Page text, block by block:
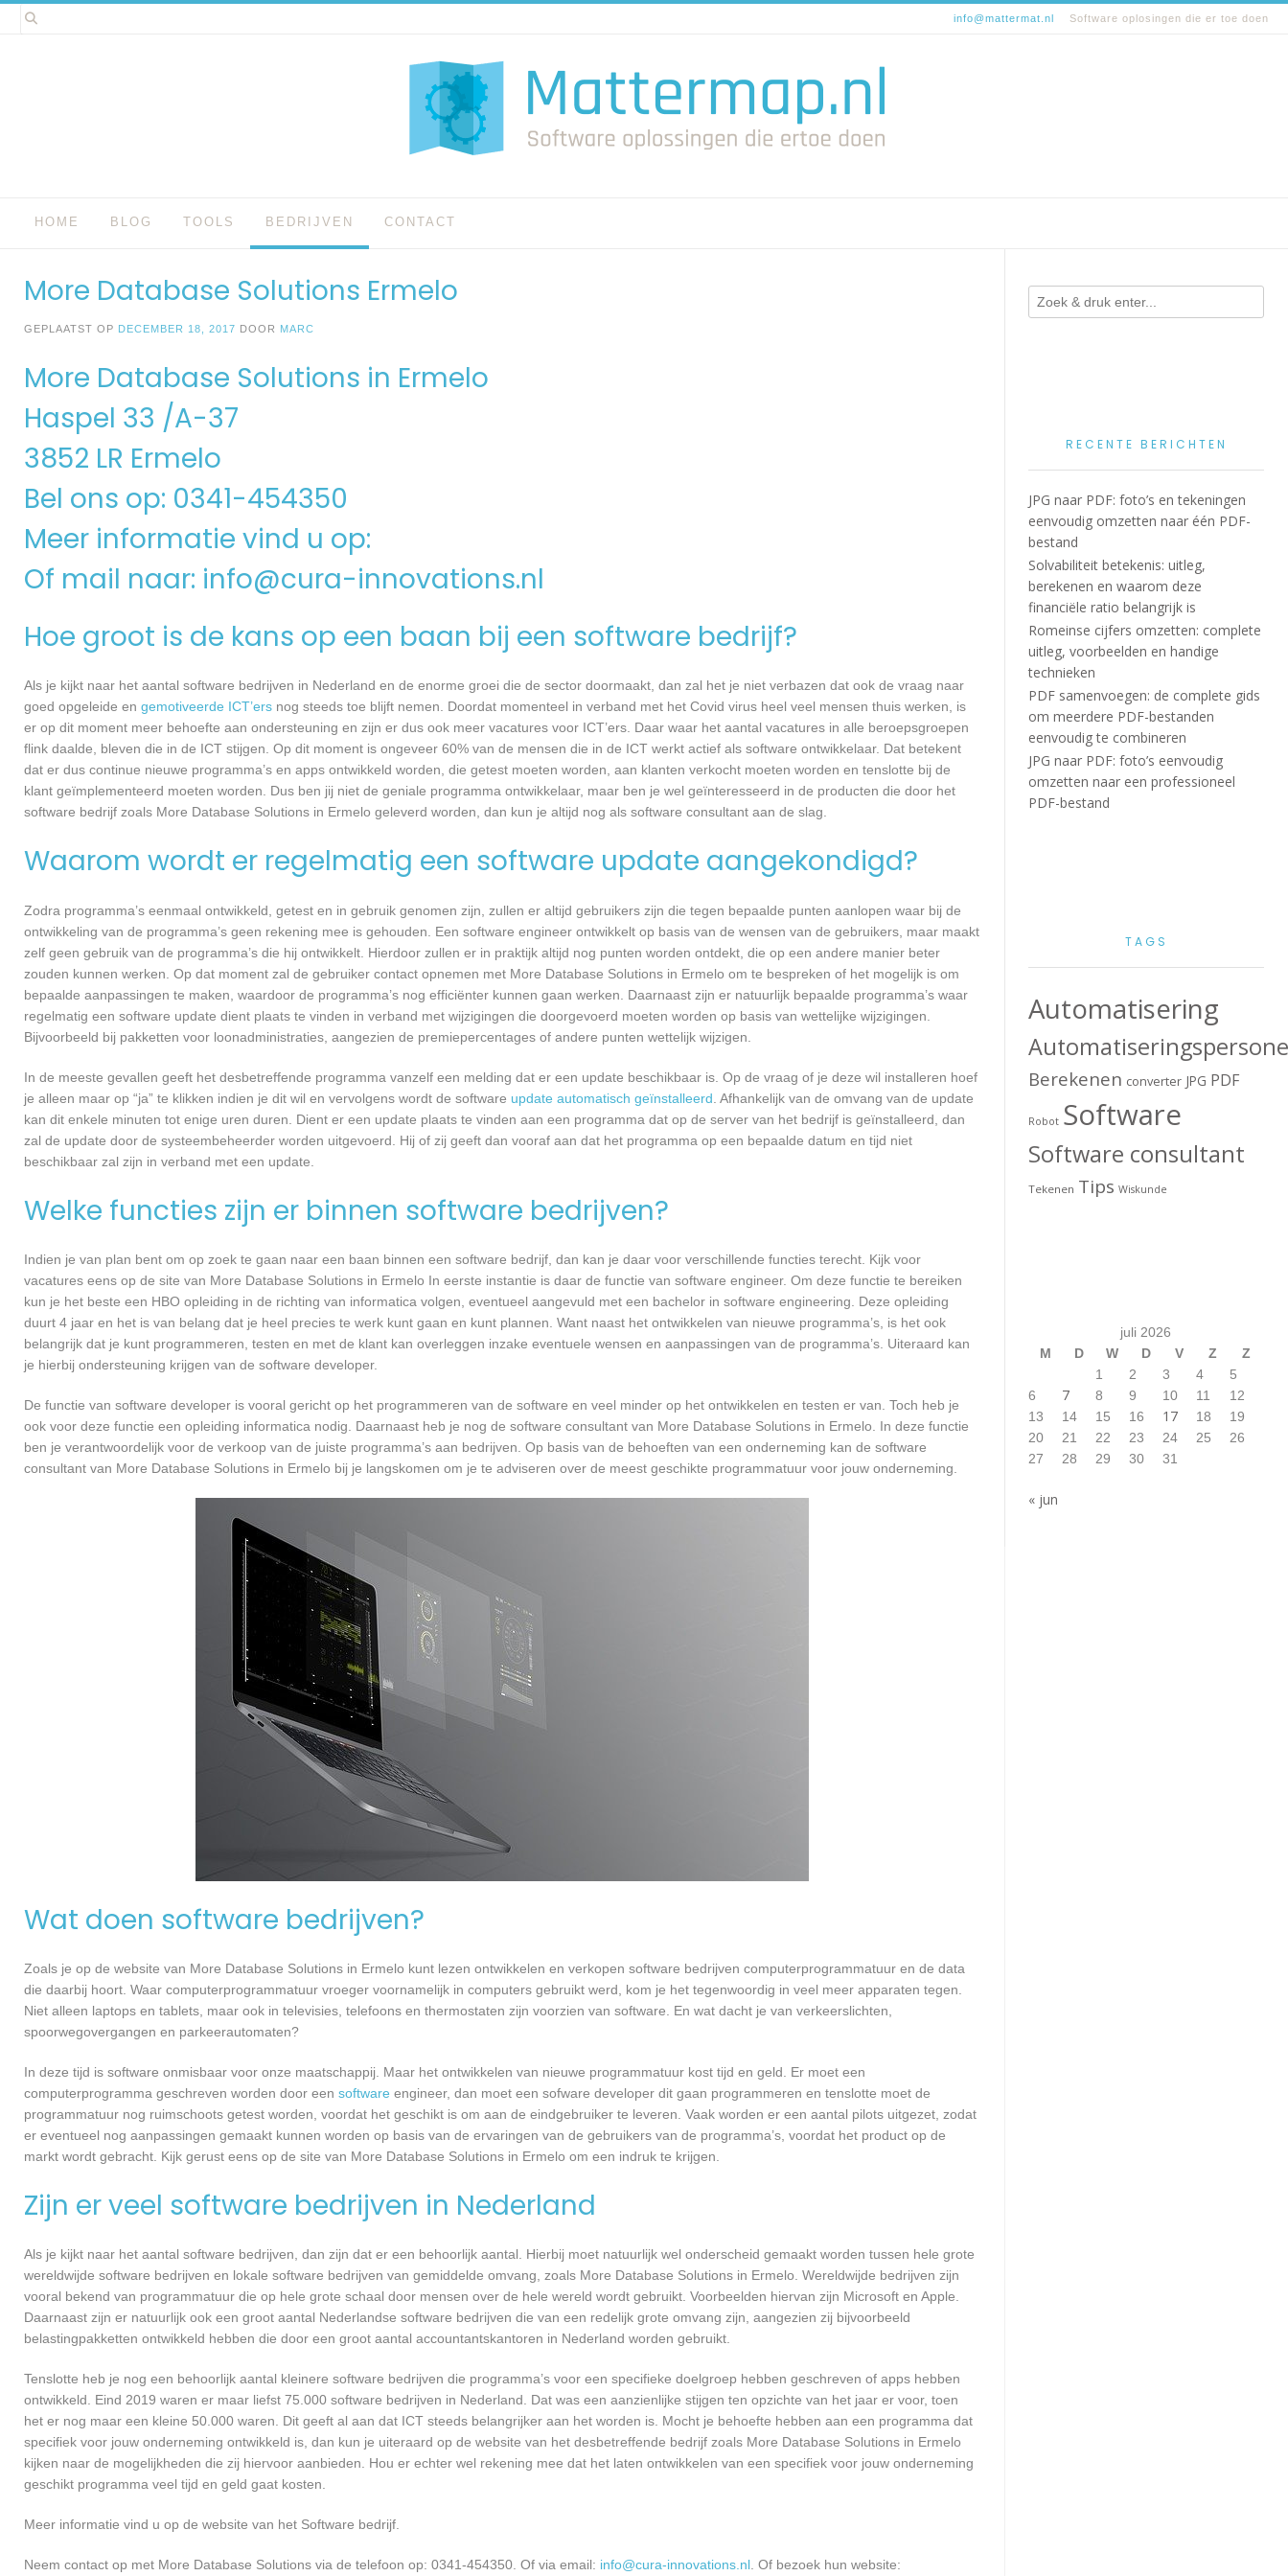
Spring
naar
info@mattermat.nl Software oplosingen die er toe doen
HOME BLOG TOOLS BEDRIJVEN CONTACT
More Database Solutions Ermelo
GEPLAATST OP DECEMBER 18, 2017 DOOR MARC
More Database Solutions in Ermelo
Haspel 33 /A-37
3852 LR Ermelo
Bel ons op: 0341-454350
Meer informatie vind u op:
Of mail naar: info@cura-innovations.nl
Hoe groot is de kans op een baan bij een software bedrijf?
Als je kijkt naar het aantal software bedrijven in Nederland en de enorme groei die de sector doormaakt, dan zal het je niet verbazen dat ook de vraag naar
goed opgeleide en gemotiveerde ICT’ers nog steeds toe blijft nemen. Doordat momenteel in verband met het Covid virus heel veel mensen thuis werken, is
er op dit moment meer behoefte aan ondersteuning en zijn er dus ook meer vacatures voor ICT’ers. Daar waar het aantal vacatures in alle beroepsgroepen
flink daalde, bleven die in de ICT stijgen. Op dit moment is ongeveer 60% van de mensen die in de ICT werkt actief als software ontwikkelaar. Dat betekent
dat er dus continue nieuwe programma’s en apps ontwikkeld worden, die getest moeten worden, aan klanten verkocht moeten worden en tenslotte bij de
klant geïmplementeerd moeten worden. Dus ben jij niet de geniale programma ontwikkelaar, maar ben je wel geïnteresseerd in de producten die door het
software bedrijf zoals More Database Solutions in Ermelo geleverd worden, dan kun je altijd nog als software consultant aan de slag.
Waarom wordt er regelmatig een software update aangekondigd?
Zodra programma’s eenmaal ontwikkeld, getest en in gebruik genomen zijn, zullen er altijd gebruikers zijn die tegen bepaalde punten aanlopen waar bij de
ontwikkeling van de programma’s geen rekening mee is gehouden. Een software engineer ontwikkelt op basis van de wensen van de gebruikers, maar maakt
zelf geen gebruik van de programma’s die hij ontwikkelt. Hierdoor zullen er in praktijk altijd nog punten worden ontdekt, die op een andere manier beter
zouden kunnen werken. Op dat moment zal de gebruiker contact opnemen met More Database Solutions in Ermelo om te bespreken of het mogelijk is om
bepaalde aanpassingen te maken, waardoor de programma’s nog efficiënter kunnen gaan werken. Daarnaast zijn er natuurlijk bepaalde programma’s waar
regelmatig een software update dient plaats te vinden in verband met wijzigingen die doorgevoerd moeten worden op basis van wettelijke wijzigingen.
Bijvoorbeeld bij pakketten voor loonadministraties, aangezien de premiepercentages of andere punten wettelijk wijzigen.
In de meeste gevallen geeft het desbetreffende programma vanzelf een melding dat er een update beschikbaar is. Op de vraag of je deze wil installeren hoef
je alleen maar op “ja” te klikken indien je dit wil en vervolgens wordt de software update automatisch geïnstalleerd . Afhankelijk van de omvang van de update
kan dit enkele minuten tot enige uren duren. Dient er een update plaats te vinden aan een programma dat op de server van het bedrijf is geïnstalleerd, dan
zal de update door de systeembeheerder worden uitgevoerd. Hij of zij geeft dan vooraf aan dat het programma op een bepaalde datum en tijd niet
beschikbaar zal zijn in verband met een update.
Welke functies zijn er binnen software bedrijven?
Indien je van plan bent om op zoek te gaan naar een baan binnen een software bedrijf, dan kan je daar voor verschillende functies terecht. Kijk voor
vacatures eens op de site van More Database Solutions in Ermelo In eerste instantie is daar de functie van software engineer. Om deze functie te bereiken
kun je het beste een HBO opleiding in de richting van informatica volgen, eventueel aangevuld met een bachelor in software engineering. Deze opleiding
duurt 4 jaar en het is van belang dat je heel precies te werk kunt gaan en kunt plannen. Want naast het ontwikkelen van nieuwe programma’s, is het ook
belangrijk dat je kunt programmeren, testen en met de klant kan overleggen inzake eventuele wensen en aanpassingen van de programma’s. Uiteraard kan
je hierbij ondersteuning krijgen van de software developer.
De functie van software developer is vooral gericht op het programmeren van de software en veel minder op het ontwikkelen en testen er van. Toch heb je
ook voor deze functie een opleiding informatica nodig. Daarnaast heb je nog de software consultant van More Database Solutions in Ermelo. In deze functie
ben je verantwoordelijk voor de verkoop van de juiste programma’s aan bedrijven. Op basis van de behoeften van een onderneming kan de software
consultant van More Database Solutions in Ermelo bij je langskomen om je te adviseren over de meest geschikte programmatuur voor jouw onderneming.
Wat doen software bedrijven?
Zoals je op de website van More Database Solutions in Ermelo kunt lezen ontwikkelen en verkopen software bedrijven computerprogrammatuur en de data
die daarbij hoort. Waar computerprogrammatuur vroeger voornamelijk in computers gebruikt werd, kom je het tegenwoordig in veel meer apparaten tegen.
Niet alleen laptops en tablets, maar ook in televisies, telefoons en thermostaten zijn voorzien van software. En wat dacht je van verkeerslichten,
spoorwegovergangen en parkeerautomaten?
In deze tijd is software onmisbaar voor onze maatschappij. Maar het ontwikkelen van nieuwe programmatuur kost tijd en geld. Er moet een
computerprogramma geschreven worden door een software engineer, dan moet een sofware developer dit gaan programmeren en tenslotte moet de
programmatuur nog ruimschoots getest worden, voordat het geschikt is om aan de eindgebruiker te leveren. Vaak worden er een aantal pilots uitgezet, zodat
er eventueel nog aanpassingen gemaakt kunnen worden op basis van de ervaringen van de gebruikers van de programma’s, voordat het product op de
markt wordt gebracht. Kijk gerust eens op de site van More Database Solutions in Ermelo om een indruk te krijgen.
Zijn er veel software bedrijven in Nederland
Als je kijkt naar het aantal software bedrijven, dan zijn dat er een behoorlijk aantal. Hierbij moet natuurlijk wel onderscheid gemaakt worden tussen hele grote
wereldwijde software bedrijven en lokale software bedrijven van gemiddelde omvang, zoals More Database Solutions in Ermelo. Wereldwijde bedrijven zijn
vooral bekend van programmatuur die op hele grote schaal door mensen over de hele wereld wordt gebruikt. Voorbeelden hiervan zijn Microsoft en Apple.
Daarnaast zijn er natuurlijk ook een groot aantal Nederlandse software bedrijven die van een redelijk grote omvang zijn, aangezien zij bijvoorbeeld
belastingpakketten ontwikkeld hebben die door een groot aantal accountantskantoren in Nederland worden gebruikt.
Tenslotte heb je nog een behoorlijk aantal kleinere software bedrijven die programma’s voor een specifieke doelgroep hebben geschreven of apps hebben
ontwikkeld. Eind 2019 waren er maar liefst 75.000 software bedrijven in Nederland. Dat was een aanzienlijke stijgen ten opzichte van het jaar er voor, toen
het er nog maar een kleine 50.000 waren. Dit geeft al aan dat ICT steeds belangrijker aan het worden is. Mocht je behoefte hebben aan een programma dat
specifiek voor jouw onderneming ontwikkeld is, dan kun je uiteraard op de website van het desbetreffende bedrijf zoals More Database Solutions in Ermelo
kijken naar de mogelijkheden die zij hiervoor aanbieden. Hou er echter wel rekening mee dat het laten ontwikkelen van een specifiek voor jouw onderneming
geschikt programma veel tijd en geld gaat kosten.
Meer informatie vind u op de website van het Software bedrijf.
Neem contact op met More Database Solutions via de telefoon op: 0341-454350. Of via email: info@cura-innovations.nl . Of bezoek hun website:
RECENTE BERICHTEN
JPG naar PDF: foto’s en tekeningen
eenvoudig omzetten naar één PDF-
bestand
Solvabiliteit betekenis: uitleg,
berekenen en waarom deze
financiële ratio belangrijk is
Romeinse cijfers omzetten: complete
uitleg, voorbeelden en handige
technieken
PDF samenvoegen: de complete gids
om meerdere PDF-bestanden
eenvoudig te combineren
JPG naar PDF: foto’s eenvoudig
omzetten naar een professioneel
PDF-bestand
TAGS
Automatisering
Berekenen converter JPG PDF
Robot Software
Software consultant
Tekenen Tips Wiskunde
juli 2026
M
D W D V Z
Z
1
2 3 4
5
6
7 8 9 10 11
12
13
14 15 16 17 18
19
20
21 22 23 24 25
26
27
28 29 30 31
« jun